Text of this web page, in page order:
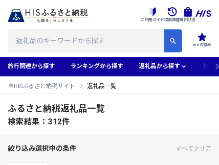
HISの強み
ご利用ガイド検索履歴寄附状況
旅行関連から探す ランキングから探す 返礼品から探す 地域
HISふるさと納税サイト 返礼品一覧
ふるさと納税返礼品一覧
検索結果：312件
絞り込み選択中の条件 すべてクリア